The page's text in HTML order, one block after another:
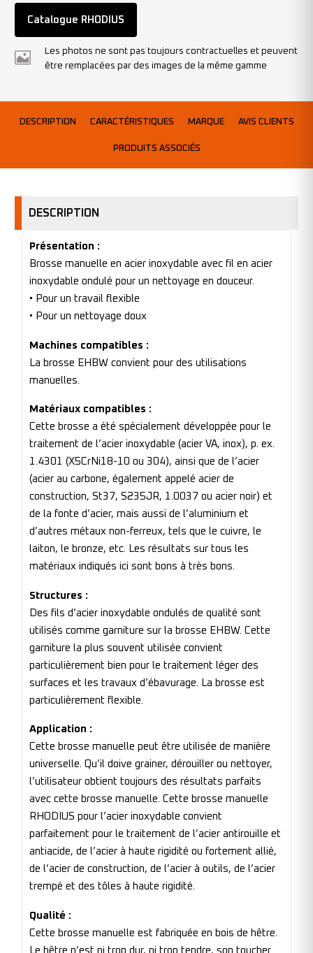
Catalogue RHODIUS
Les photos ne sont pas toujours contractuelles et peuvent
être remplacées par des images de la même gamme
DESCRIPTION CARACTÉRISTIQUES MARQUE AVIS CLIENTS
PRODUITS ASSOCIÉS
DESCRIPTION
Présentation :
Brosse manuelle en acier inoxydable avec fil en acier
inoxydable ondulé pour un nettoyage en douceur.
• Pour un travail flexible
• Pour un nettoyage doux
Machines compatibles :
La brosse EHBW convient pour des utilisations
manuelles.
Matériaux compatibles :
Cette brosse a été spécialement développée pour le
traitement de l’acier inoxydable (acier VA, inox), p. ex.
1.4301 (X5CrNi18-10 ou 304), ainsi que de l’acier
(acier au carbone, également appelé acier de
construction, St37, S235JR, 1.0037 ou acier noir) et
de la fonte d’acier, mais aussi de l’aluminium et
d’autres métaux non-ferreux, tels que le cuivre, le
laiton, le bronze, etc. Les résultats sur tous les
matériaux indiqués ici sont bons à très bons.
Structures :
Des fils d’acier inoxydable ondulés de qualité sont
utilisés comme garniture sur la brosse EHBW. Cette
garniture la plus souvent utilisée convient
particulièrement bien pour le traitement léger des
surfaces et les travaux d’ébavurage. La brosse est
particulièrement flexible.
Application :
Cette brosse manuelle peut être utilisée de manière
universelle. Qu’il doive grainer, dérouiller ou nettoyer,
l’utilisateur obtient toujours des résultats parfaits
avec cette brosse manuelle. Cette brosse manuelle
RHODIUS pour l’acier inoxydable convient
parfaitement pour le traitement de l’acier antirouille et
antiacide, de l’acier à haute rigidité ou fortement allié,
de l’acier de construction, de l’acier à outils, de l’acier
trempé et des tôles à haute rigidité.
Qualité :
Cette brosse manuelle est fabriquée en bois de hêtre.
Le hêtre n’est ni trop dur, ni trop tendre, son toucher